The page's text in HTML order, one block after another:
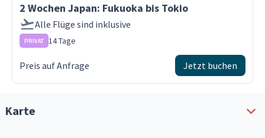
Karte
2 Wochen Japan: Fukuoka bis Tokio
Alle Flüge sind inklusive
PRIVAT 14 Tage
Preis auf Anfrage Jetzt buchen